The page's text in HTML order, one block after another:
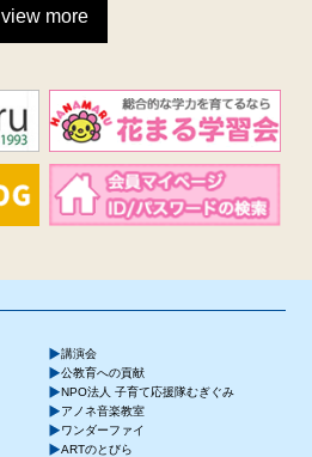
view more
講演会
公教育への貢献
NPO法人 子育て応援隊むぎぐみ
アノネ音楽教室
ワンダーファイ
ARTのとびら